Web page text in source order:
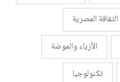
الثقافة المصرية
الأزياء والموضة
تكنولوجيا